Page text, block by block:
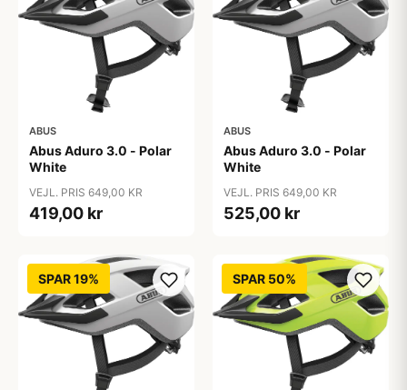
ABUS
Abus Aduro 3.0 - Polar
White
VEJL. PRIS 649,00 KR
419,00 kr
ABUS
Abus Aduro 3.0 - Polar
White
VEJL. PRIS 649,00 KR
525,00 kr
SPAR 19% SPAR 50%